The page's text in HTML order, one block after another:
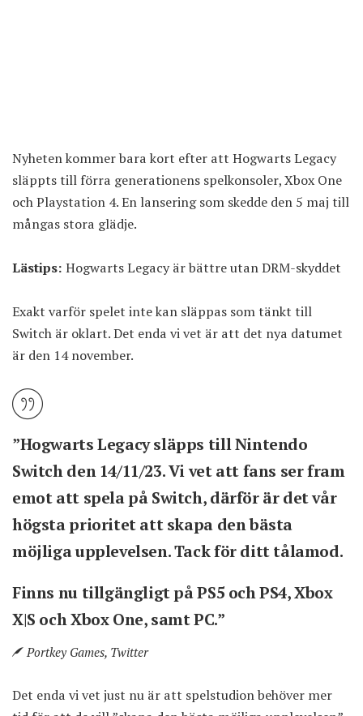
Nyheten kommer bara kort efter att Hogwarts Legacy
släppts till förra generationens spelkonsoler, Xbox One
och Playstation 4. En lansering som skedde den 5 maj till
mångas stora glädje.
Lästips: Hogwarts Legacy är bättre utan DRM-skyddet
Exakt varför spelet inte kan släppas som tänkt till
Switch är oklart. Det enda vi vet är att det nya datumet
är den 14 november.
”Hogwarts Legacy släpps till Nintendo
Switch den 14/11/23. Vi vet att fans ser fram
emot att spela på Switch, därför är det vår
högsta prioritet att skapa den bästa
möjliga upplevelsen. Tack för ditt tålamod.
Finns nu tillgängligt på PS5 och PS4, Xbox
X|S och Xbox One, samt PC.”
Portkey Games, Twitter
Det enda vi vet just nu är att spelstudion behöver mer